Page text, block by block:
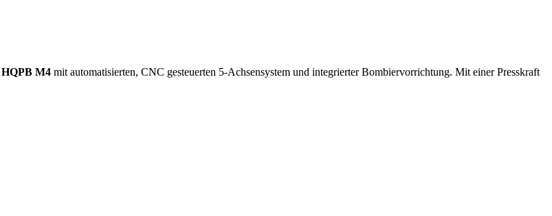
HQPB M4 mit automatisierten, CNC gesteuerten 5-Achsensystem und integrierter Bombiervorrichtung. Mit einer Presskraft